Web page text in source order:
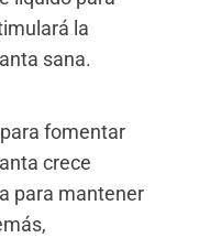
la
sana.
fomentar
crece
para mantener